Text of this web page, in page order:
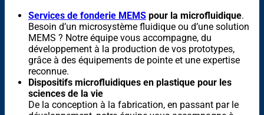
Services de fonderie MEMS pour la microfluidique.
Besoin d’un microsystème fluidique ou d’une solution
MEMS ? Notre équipe vous accompagne, du
développement à la production de vos prototypes,
grâce à des équipements de pointe et une expertise
reconnue.
Dispositifs microfluidiques en plastique pour les
sciences de la vie
De la conception à la fabrication, en passant par le